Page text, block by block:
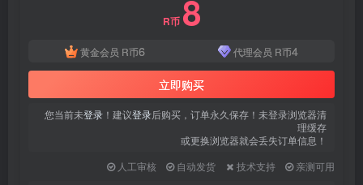
R币 8
黄金会员 R币6 代理会员 R币4
立即购买
您当前未登录 ！建议登录后购买，订单永久保存！未登录浏览器清
理缓存
或更换浏览器就会丢失订单信息！
人工审核
自动发货 技术支持 亲测可用